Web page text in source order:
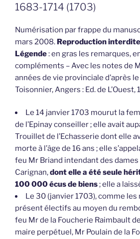
1683-1714 (1703)
Numérisation par frappe du
mars 2008. Reproduction interdite
Légende: en gras les remarques,
compléments – Avec les notes de
années de vie provinciale d’après
Toisonnier, Angers : Ed. de L’Ouest,
Le 14 janvier 1703 mourut la
de l’Epinay conseiller ; elle avait
Trouillet de l’Echasserie dont elle
morte à l’âge de 16 ans ; elle
feu Mr Briand intendant des
Carignan,dont elle a été seule
100 000 écus de biens; elle a
Le 30 (janvier 1703), comme les
présent électifs au moyen du
feu Mr de la Foucherie Raimbault
maire perpétuel, Mr Poulain de la